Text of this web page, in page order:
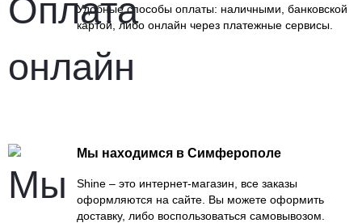
Удобные способы оплаты: наличными, банковской
картой, либо онлайн через платежные сервисы.
Мы находимся в Симферополе
Shine – это интернет-магазин, все заказы
оформляются на сайте. Вы можете оформить
доставку, либо воспользоваться самовывозом.